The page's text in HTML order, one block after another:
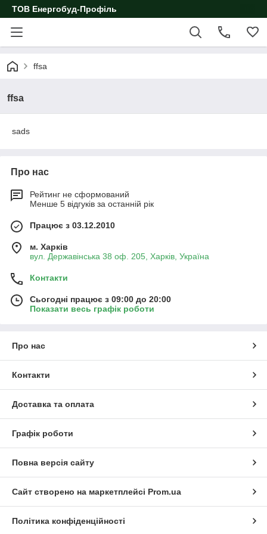
ТОВ Енергобуд-Профіль
ffsa
ffsa
sads
Про нас
Рейтинг не сформований
Менше 5 відгуків за останній рік
Працює з 03.12.2010
м. Харків
вул. Державінська 38 оф. 205, Харків, Україна
Контакти
Сьогодні працює з 09:00 до 20:00
Показати весь графік роботи
Про нас
Контакти
Доставка та оплата
Графік роботи
Повна версія сайту
Сайт створено на маркетплейсі Prom.ua
Політика конфіденційності